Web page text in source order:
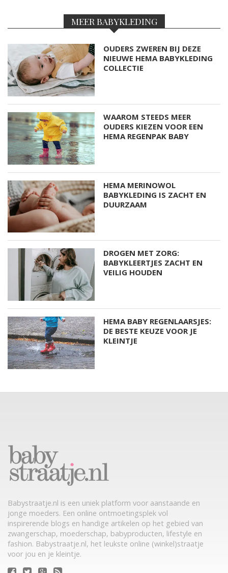
MEER BABYKLEDING
OUDERS ZWEREN BIJ DEZE
NIEUWE HEMA BABYKLEDING
COLLECTIE
WAAROM STEEDS MEER
OUDERS KIEZEN VOOR EEN
HEMA REGENPAK BABY
HEMA MERINOWOL
BABYKLEDING IS ZACHT EN
DUURZAAM
DROGEN MET ZORG:
BABYKLEERTJES ZACHT EN
VEILIG HOUDEN
HEMA BABY REGENLAARSJES:
DE BESTE KEUZE VOOR JE
KLEINTJE
Babystraatje.nl is een uniek platform voor aanstaande en
jonge moeders. Een online ontmoetingsplek vol
inspirerende blogs en handige artikelen op het gebied van
zwangerschap, moederschap, babyproducten, lifestyle en
fashion. Babystraatje.nl, het leukste online (winkel)straatje
voor jou en je kleintje.